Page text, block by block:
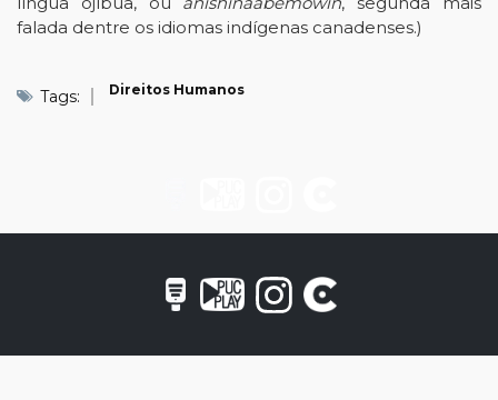
falada dentre os idiomas indígenas canadenses.)
Tags: Direitos Humanos